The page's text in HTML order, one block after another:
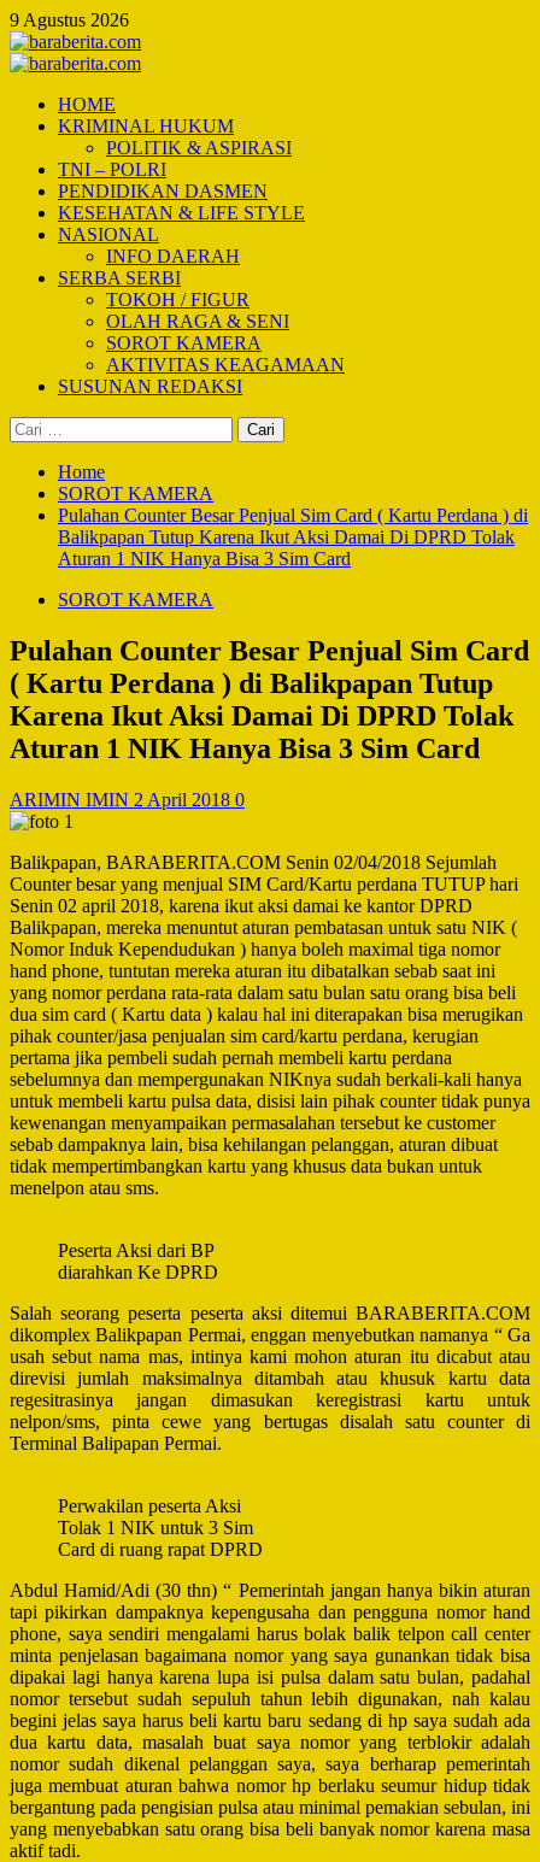
Skip
to
content
9 Agustus 2026
Primary
HOME
KRIMINAL HUKUM
POLITIK & ASPIRASI
TNI – POLRI
PENDIDIKAN DASMEN
KESEHATAN & LIFE STYLE
NASIONAL
INFO DAERAH
SERBA SERBI
TOKOH / FIGUR
OLAH RAGA & SENI
SOROT KAMERA
AKTIVITAS KEAGAMAAN
SUSUNAN REDAKSI
Cari
untuk:
Home
SOROT KAMERA
Pulahan Counter Besar Penjual Sim Card ( Kartu Perdana ) di
Balikpapan Tutup Karena Ikut Aksi Damai Di DPRD Tolak
Aturan 1 NIK Hanya Bisa 3 Sim Card
SOROT KAMERA
Pulahan Counter Besar Penjual Sim Card
( Kartu Perdana ) di Balikpapan Tutup
Karena Ikut Aksi Damai Di DPRD Tolak
Aturan 1 NIK Hanya Bisa 3 Sim Card
ARIMIN IMIN 2 April 2018 0
Balikpapan, BARABERITA.COM Senin 02/04/2018 Sejumlah
Counter besar yang menjual SIM Card/Kartu perdana TUTUP hari
Senin 02 april 2018, karena ikut aksi damai ke kantor DPRD
Balikpapan, mereka menuntut aturan pembatasan untuk satu NIK (
Nomor Induk Kependudukan ) hanya boleh maximal tiga nomor
hand phone, tuntutan mereka aturan itu dibatalkan sebab saat ini
yang nomor perdana rata-rata dalam satu bulan satu orang bisa beli
dua sim card ( Kartu data ) kalau hal ini diterapakan bisa merugikan
pihak counter/jasa penjualan sim card/kartu perdana, kerugian
pertama jika pembeli sudah pernah membeli kartu perdana
sebelumnya dan mempergunakan NIKnya sudah berkali-kali hanya
untuk membeli kartu pulsa data, disisi lain pihak counter tidak punya
kewenangan menyampaikan permasalahan tersebut ke customer
sebab dampaknya lain, bisa kehilangan pelanggan, aturan dibuat
tidak mempertimbangkan kartu yang khusus data bukan untuk
menelpon atau sms.
Peserta Aksi dari BP
diarahkan Ke DPRD
Salah seorang peserta peserta aksi ditemui BARABERITA.COM
dikomplex Balikpapan Permai, enggan menyebutkan namanya “ Ga
usah sebut nama mas, intinya kami mohon aturan itu dicabut atau
direvisi jumlah maksimalnya ditambah atau khusuk kartu data
regesitrasinya jangan dimasukan keregistrasi kartu untuk
nelpon/sms, pinta cewe yang bertugas disalah satu counter di
Terminal Balipapan Permai.
Perwakilan peserta Aksi
Tolak 1 NIK untuk 3 Sim
Card di ruang rapat DPRD
Abdul Hamid/Adi (30 thn) “ Pemerintah jangan hanya bikin aturan
tapi pikirkan dampaknya kepengusaha dan pengguna nomor hand
phone, saya sendiri mengalami harus bolak balik telpon call center
minta penjelasan bagaimana nomor yang saya gunankan tidak bisa
dipakai lagi hanya karena lupa isi pulsa dalam satu bulan, padahal
nomor tersebut sudah sepuluh tahun lebih digunakan, nah kalau
begini jelas saya harus beli kartu baru sedang di hp saya sudah ada
dua kartu data, masalah buat saya nomor yang terblokir adalah
nomor sudah dikenal pelanggan saya, saya berharap pemerintah
juga membuat aturan bahwa nomor hp berlaku seumur hidup tidak
bergantung pada pengisian pulsa atau minimal pemakian sebulan, ini
yang menyebabkan satu orang bisa beli banyak nomor karena masa
aktif tadi.